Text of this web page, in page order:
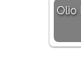
Olio